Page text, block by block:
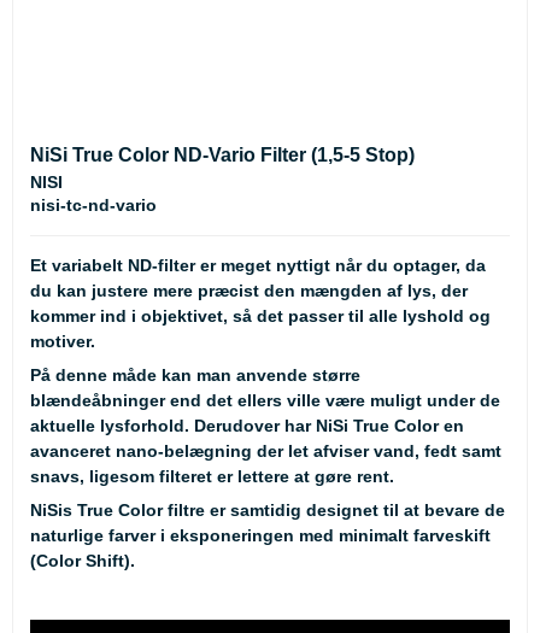
NiSi True Color ND-Vario Filter (1,5-5 Stop)
NISI
nisi-tc-nd-vario
Et variabelt ND-filter er meget nyttigt når du optager, da
du kan justere mere præcist den mængden af lys, der
kommer ind i objektivet, så det passer til alle lyshold og
motiver.
På denne måde kan man anvende større
blændeåbninger end det ellers ville være muligt under de
aktuelle lysforhold. Derudover har NiSi True Color en
avanceret nano-belægning der let afviser vand, fedt samt
snavs, ligesom filteret er lettere at gøre rent.
NiSis True Color filtre er samtidig designet til at bevare de
naturlige farver i eksponeringen med minimalt farveskift
(Color Shift).